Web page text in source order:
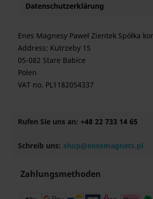
Datenschutzerklärung
Enes Magnesy Paweł Zientek Spółka
Address: Kutrzeby 15
05-082 Stare Babice
Polen
VAT no. PL1182054337
Rufen Sie uns an: +48 22 733 14 65
Schreib uns: shop@enesmagnets.pl
Zahlungsmethoden